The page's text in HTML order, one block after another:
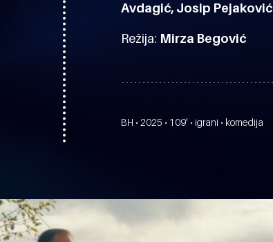
Avdagić, Josip Pejaković
Režija: Mirza Begović
BH • 2025 • 109' • igrani • komedija